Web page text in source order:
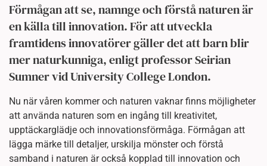
Förmågan att se, namnge och förstå naturen är
en källa till innovation. För att utveckla
framtidens innovatörer gäller det att barn blir
mer naturkunniga, enligt professor Seirian
Sumner vid University College London.
Nu när våren kommer och naturen vaknar finns möjligheter
att använda naturen som en ingång till kreativitet,
upptäckarglädje och innovationsförmåga. Förmågan att
lägga märke till detaljer, urskilja mönster och förstå
samband i naturen är också kopplad till innovation och